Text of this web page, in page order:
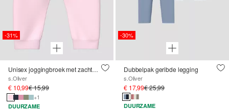
-31%
Unisex joggingbroek met zachte tailleband
s.Oliver
€ 10,99€ 15,99
+1
DUURZAME
-30%
Dubbelpak geribde legging
s.Oliver
€ 17,99€ 25,99
DUURZAME